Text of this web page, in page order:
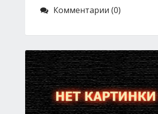
Комментарии (0)